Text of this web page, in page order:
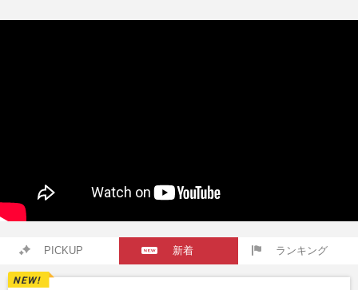
PICKUP 新着 ランキング